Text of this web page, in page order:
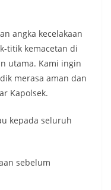
angka kecelakaan
titik kemacetan di
utama. Kami ingin
merasa aman dan
Kapolsek.
kepada seluruh
sebelum